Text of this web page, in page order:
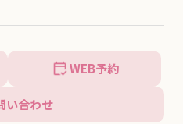
WEB予約
い合わせ